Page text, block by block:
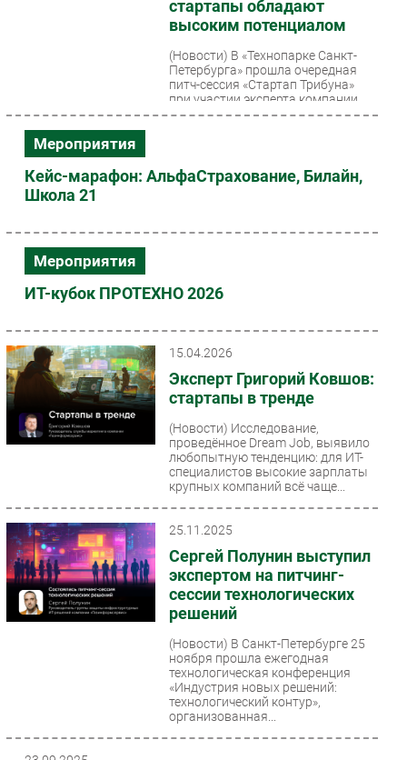
стартапы обладают
высоким потенциалом
(Новости) В «Технопарке Санкт-
Петербурга» прошла очередная
питч-сессия «Стартап Трибуна»
при участии эксперта компании
«Газинформсервис». Её...
Мероприятия
Кейс-марафон: АльфаСтрахование, Билайн,
Школа 21
Мероприятия
ИТ-кубок ПРОТЕХНО 2026
15.04.2026
Эксперт Григорий Ковшов:
стартапы в тренде
(Новости) Исследование,
проведённое Dream Job, выявило
любопытную тенденцию: для ИТ-
специалистов высокие зарплаты
крупных компаний всё чаще...
25.11.2025
Сергей Полунин выступил
экспертом на питчинг-
сессии технологических
решений
(Новости) В Санкт-Петербурге 25
ноября прошла ежегодная
технологическая конференция
«Индустрия новых решений:
технологический контур»,
организованная...